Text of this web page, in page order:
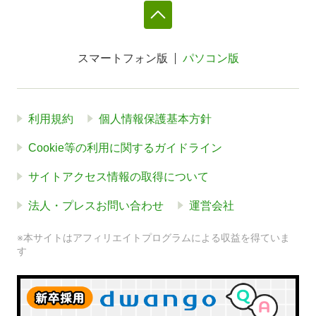
スマートフォン版 パソコン版
利用規約 個人情報保護基本方針
Cookie等の利用に関するガイドライン
サイトアクセス情報の取得について
法人・プレスお問い合わせ 運営会社
※本サイトはアフィリエイトプログラムによる収益を得ていま
す